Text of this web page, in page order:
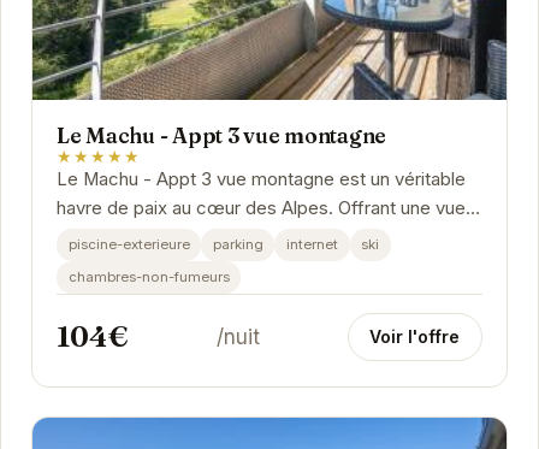
Le Machu - Appt 3 vue montagne
★★★★★
Le Machu - Appt 3 vue montagne est un véritable
havre de paix au cœur des Alpes. Offrant une vue
imprenable sur les montagnes environnantes, cet...
piscine-exterieure parking internet
ski
chambres-non-fumeurs
104€ /nuit Voir l'offre